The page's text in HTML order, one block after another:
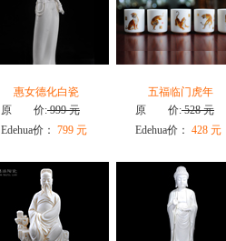
惠女德化白瓷
原 价:999 元
Edehua价： 799 元
五福临门虎年
原 价:528 元
Edehua价： 428 元